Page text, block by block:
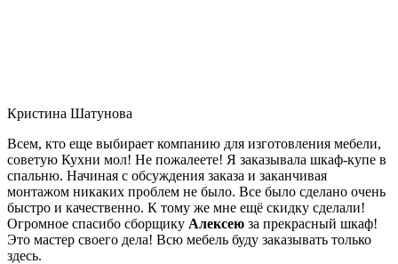
Кристина Шатунова
Всем, кто еще выбирает компанию для изготовления мебели,
советую Кухни мол! Не пожалеете! Я заказывала шкаф-купе в
спальню. Начиная с обсуждения заказа и заканчивая
монтажом никаких проблем не было. Все было сделано очень
быстро и качественно. К тому же мне ещё скидку сделали!
Огромное спасибо сборщику Алексею за прекрасный шкаф!
Это мастер своего дела! Всю мебель буду заказывать только
здесь.